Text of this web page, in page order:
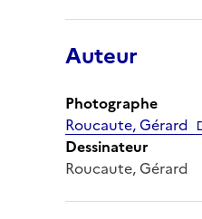
Auteur
Photographe
Roucaute, Gérard
Dessinateur
Roucaute, Gérard